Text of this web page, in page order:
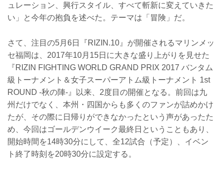
ュレーション、興行スタイル、すべて斬新に変えていきた
い」と今年の抱負を述べた。テーマは「冒険」だ。
さて、注目の5月6日『RIZIN.10』が開催されるマリンメッ
セ福岡は、2017年10月15日に大きな盛り上がりを見せた
『RIZIN FIGHTING WORLD GRAND PRIX 2017 バンタム
級トーナメント＆女子スーパーアトム級トーナメント 1st
ROUND -秋の陣-』以来、2度目の開催となる。前回は九
州だけでなく、本州・四国からも多くのファンが詰めかけ
たが、その際に日帰りができなかったという声があったた
め、今回はゴールデンウイーク最終日ということもあり、
開始時間を14時30分にして、全12試合（予定）、イベン
ト終了時刻を20時30分に設定する。